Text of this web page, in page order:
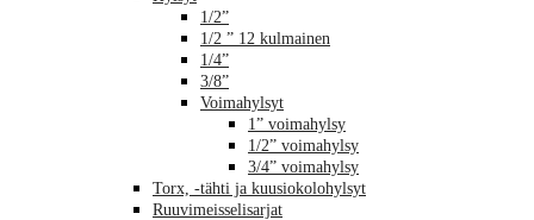
1/2”
1/2 ” 12 kulmainen
1/4”
3/8”
Voimahylsyt
1” voimahylsy
1/2” voimahylsy
3/4” voimahylsy
Torx, -tähti ja kuusiokolohylsyt
Ruuvimeisselisarjat